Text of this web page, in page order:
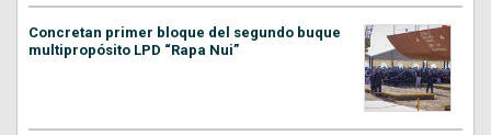
Concretan primer bloque del segundo buque
multipropósito LPD “Rapa Nui”